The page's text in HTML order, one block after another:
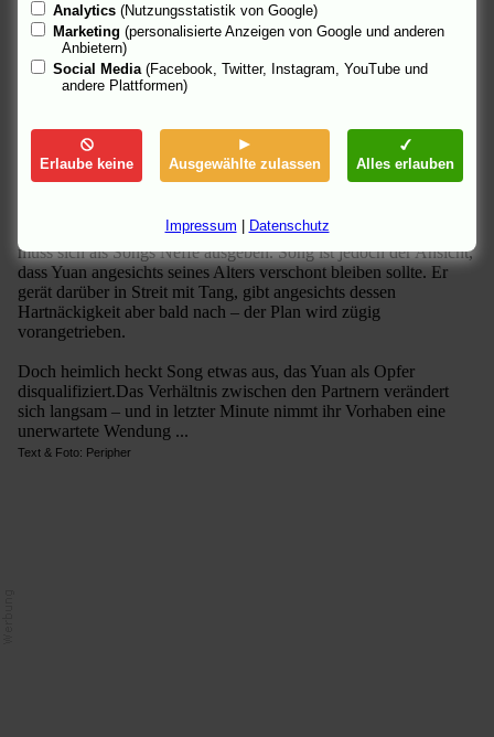
Forderung. Nachdem die beiden das Geld kassiert und an ihre
Familien geschickt haben, machen sie sich auf die Suche nach
dem nächsten „Verwandten“.
Am Bahnhof, wo es vor Arbeit suchenden Wanderarbeitern nur
16-jährigen Jungen vom Lande. Sein Vater hat ebenfalls in den
Minen gearbeitet und ist niemals aus ihnen zurückgekehrt.Daher
hat Yuan keine andere Wahl gehabt, als von der Schule
Minenbesitzern vorzustellen. Es gibt nur eine Bedingung: Er
muss sich als Songs Neffe ausgeben. Song ist jedoch der Ansicht,
dass Yuan angesichts seines Alters verschont bleiben sollte. Er
gerät darüber in Streit mit Tang, gibt angesichts dessen
Hartnäckigkeit aber bald nach – der Plan wird zügig
vorangetrieben.
Doch heimlich heckt Song etwas aus, das Yuan als Opfer
disqualifiziert.Das Verhältnis zwischen den Partnern verändert
sich langsam – und in letzter Minute nimmt ihr Vorhaben eine
unerwartete Wendung ...
Text & Foto: Peripher
Analytics (Nutzungsstatistik von Google)
Marketing (personalisierte Anzeigen von Google und anderen
Anbietern)
Social Media (Facebook, Twitter, Instagram, YouTube und
andere Plattformen)
Erlaube keine Ausgewählte zulassen Alles erlauben
Impressum Datenschutz